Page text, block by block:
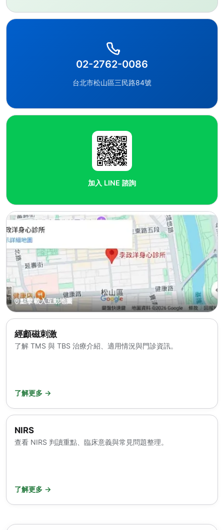
02-2762-0086
台北市松山區三民路84號
加入 LINE 諮詢
點擊載入互動地圖
經顱磁刺激
了解 TMS 與 TBS 治療介紹、適用情況與門診資訊。
了解更多 →
NIRS
查看 NIRS 判讀重點、臨床意義與常見問題整理。
了解更多 →